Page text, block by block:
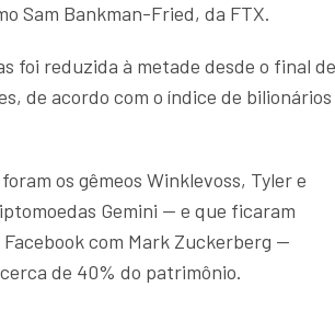
Sam Bankman-Fried, da FTX.
foi reduzida à metade desde o final de
de acordo com o índice de bilionários
os gêmeos Winklevoss, Tyler e
Gemini — e que ficaram
com Mark Zuckerberg —
de 40% do patrimônio.